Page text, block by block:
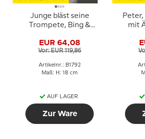
Junge bläst seine
Trompete, Bing &
EUR 64,08
Vor: EUR 119,86
Artikelnr.: B1792
Maß: H: 18 cm
AUF LAGER
Zur Ware
mit